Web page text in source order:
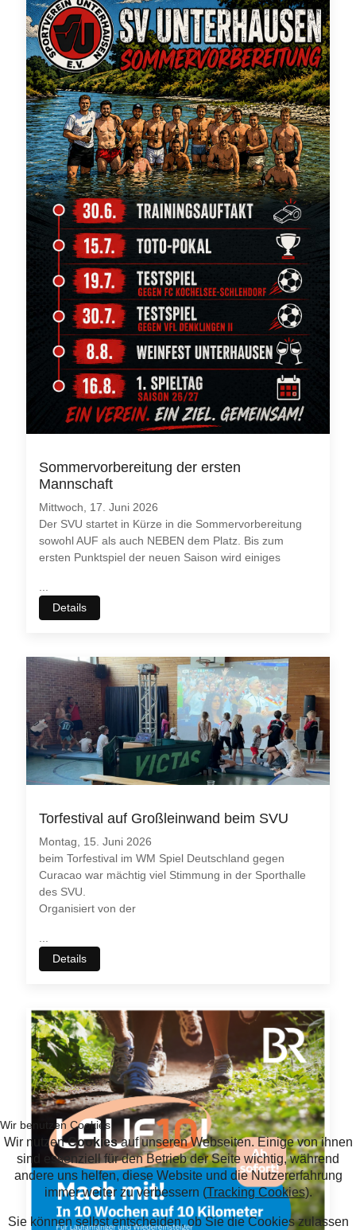
Sommervorbereitung der ersten
Mannschaft
Mittwoch, 17. Juni 2026
Der SVU startet in Kürze in die Sommervorbereitung
sowohl AUF als auch NEBEN dem Platz. Bis zum
ersten Punktspiel der neuen Saison wird einiges
Details
Torfestival auf Großleinwand beim SVU
Montag, 15. Juni 2026
beim Torfestival im WM Spiel Deutschland gegen
Curacao war mächtig viel Stimmung in der Sporthalle
des SVU.
Organisiert von der
Details
Wir benutzen Cookies
Wir nutzenCookiesauf unseren Webseiten. Einige von ihnen
sind essenziell für den Betrieb der Seite wichtig, während
andere uns helfen, diese Website und die Nutzererfahrung
immer weiter zu verbessern (Tracking Cookies).
Sie können selbst entscheiden, ob Sie die Cookies zulassen